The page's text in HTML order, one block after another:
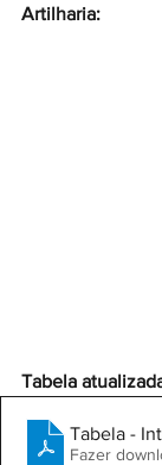
Artilharia:
Tabela
Tabela -
Fazer